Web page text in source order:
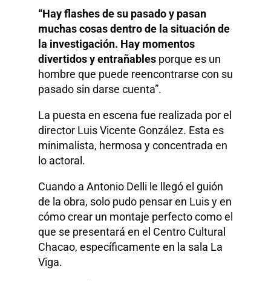
“Hay flashes de su pasado y pasan
muchas cosas dentro de la situación de
la investigación. Hay momentos
divertidos y entrañables porque es un
hombre que puede reencontrarse con su
pasado sin darse cuenta”.
La puesta en escena fue realizada por el
director Luis Vicente González. Esta es
minimalista, hermosa y concentrada en
lo actoral.
Cuando a Antonio Delli le llegó el guión
de la obra, solo pudo pensar en Luis y en
cómo crear un montaje perfecto como el
que se presentará en el Centro Cultural
Chacao, específicamente en la sala La
Viga.